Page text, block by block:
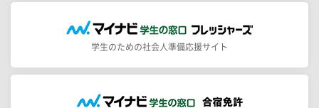
学生のための社会人準備応援サイト